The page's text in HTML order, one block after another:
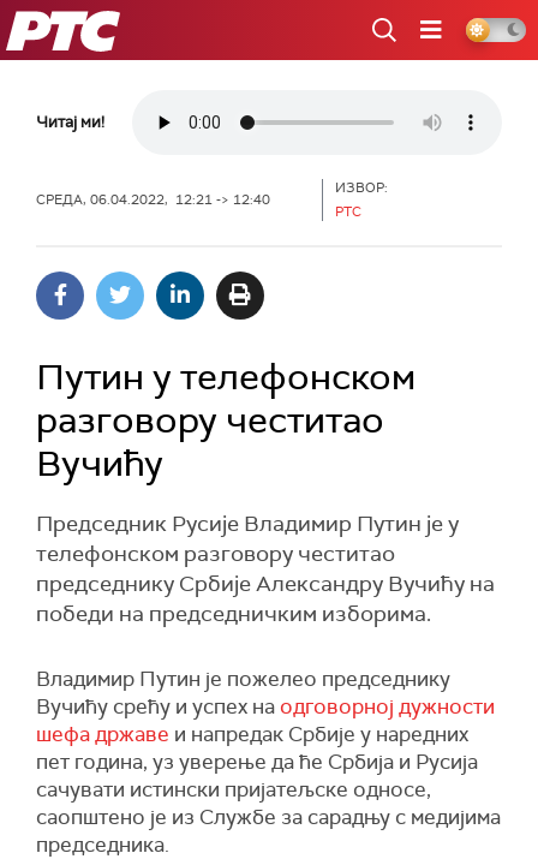
РТС
Читај ми!
СРЕДА, 06.04.2022, 12:21 -> 12:40
ИЗВОР:
РТС
Путин у телефонском
разговору честитао
Вучићу
Председник Русије Владимир Путин је у
телефонском разговору честитао
председнику Србије Александру Вучићу на
победи на председничким изборима.
Владимир Путин је пожелео председнику
Вучићу срећу и успех на одговорној дужности
шефа државе и напредак Србије у наредних
пет година, уз уверење да ће Србија и Русија
сачувати истински пријатељске односе,
саопштено је из Службе за сарадњу с медијима
председника.